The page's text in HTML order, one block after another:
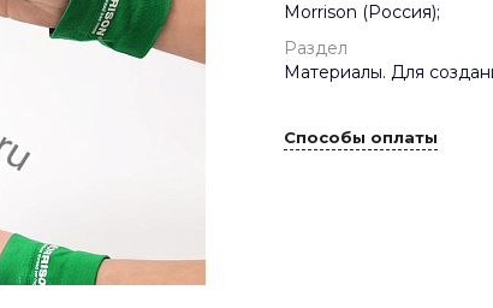
Morrison (Россия);
Раздел
Материалы. Для
Способы оплаты